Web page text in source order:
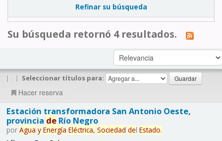
Refinar su búsqueda
Su búsqueda retornó 4 resultados.
| | Seleccionar títulos para:
Hacer reserva
Estación transformadora San Antonio Oeste,
provincia deRío Negro
por Agua y Energía Eléctrica, Sociedad del Estado.